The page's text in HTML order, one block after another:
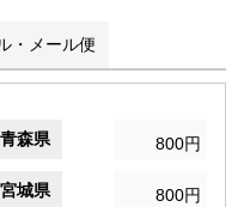
・メール便
青森県 800円
宮城県 800円